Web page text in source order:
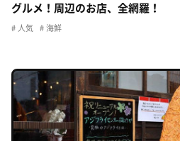
グルメ！周辺のお店、全網羅！
人気 海鮮